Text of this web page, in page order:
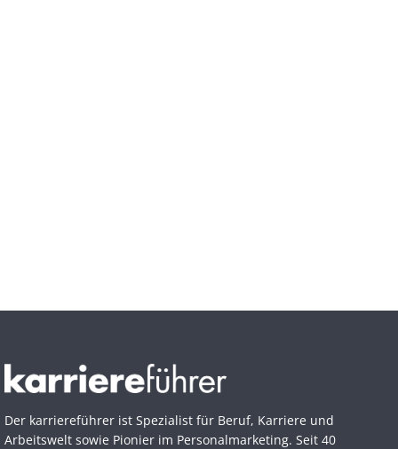
Der karriereführer ist Spezialist für Beruf, Karriere und
Arbeitswelt sowie Pionier im Personal­marketing. Seit 40